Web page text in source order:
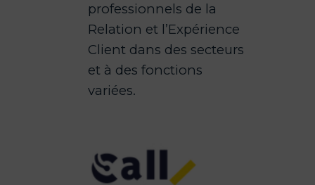
professionnels de la
Relation et l’Expérience
Client dans des secteurs
et à des fonctions
variées.